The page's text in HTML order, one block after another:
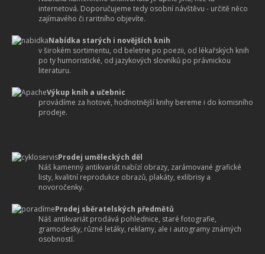
internetová. Doporučujeme tedy osobní návštěvu - určitě něco
zajímavého či raritního objevíte.
Nabídka starých i novějších knih
v širokém sortimentu, od beletrie po poezii, od lékařských knih
po ty humoristické, od jazykových slovníků po právnickou
literaturu.
Výkup knih a učebnic
provádíme za hotové, hodnotnější knihy bereme i do komisního
prodeje.
Prodej uměleckých děl
Náš kamenný antikvariát nabízí obrazy, zarámované grafické
listy, kvalitní reprodukce obrazů, plakáty, exlibrisy a
novoročenky.
Prodej sběratelských předmětů
Náš antikvariát prodává pohlednice, staré fotografie,
gramodesky, různé letáky, reklamy, ale i autogramy známých
osobností.